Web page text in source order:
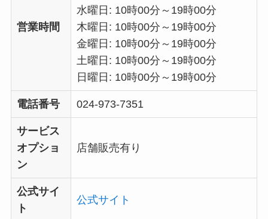
営業時間
水曜日: 10時00分～19時00分
木曜日: 10時00分～19時00分
金曜日: 10時00分～19時00分
土曜日: 10時00分～19時00分
日曜日: 10時00分～19時00分
電話番号 024-973-7351
サービス
オプショ
ン
店舗販売有り
公式サイ
ト
公式サイト